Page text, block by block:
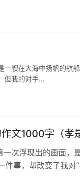
艘在大海中扬帆的航
但我的对手…
文1000字（孝
一次浮现出的画面
件事，却改变了我对